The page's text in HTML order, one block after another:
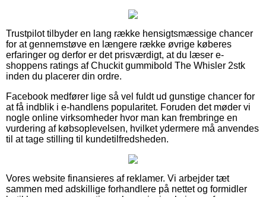
Trustpilot tilbyder en lang række hensigtsmæssige chancer
for at gennemstøve en længere række øvrige køberes
erfaringer og derfor er det prisværdigt, at du læser e-
shoppens ratings af Chuckit gummibold The Whisler 2stk
inden du placerer din ordre.
Facebook medfører lige så vel fuldt ud gunstige chancer for
at få indblik i e-handlens popularitet. Foruden det møder vi
nogle online virksomheder hvor man kan frembringe en
vurdering af købsoplevelsen, hvilket ydermere må anvendes
til at tage stilling til kundetilfredsheden.
Vores website finansieres af reklamer. Vi arbejder tæt
sammen med adskillige forhandlere på nettet og formidler